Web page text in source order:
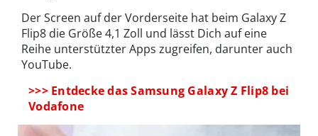
Der Screen auf der Vorderseite hat beim Galaxy Z
Flip8 die Größe 4,1 Zoll und lässt Dich auf eine
Reihe unterstützter Apps zugreifen, darunter auch
YouTube.
>>> Entdecke das Samsung Galaxy Z Flip8 bei
Vodafone